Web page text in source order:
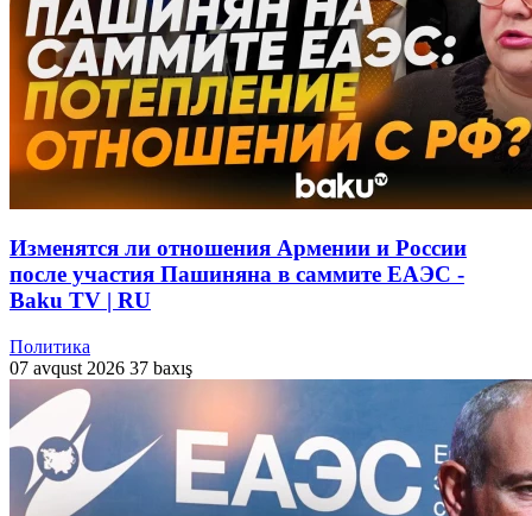
Изменятся ли отношения Армении и России
после участия Пашиняна в саммите ЕАЭС -
Baku TV | RU
Политика
07 avqust 2026 37 baxış